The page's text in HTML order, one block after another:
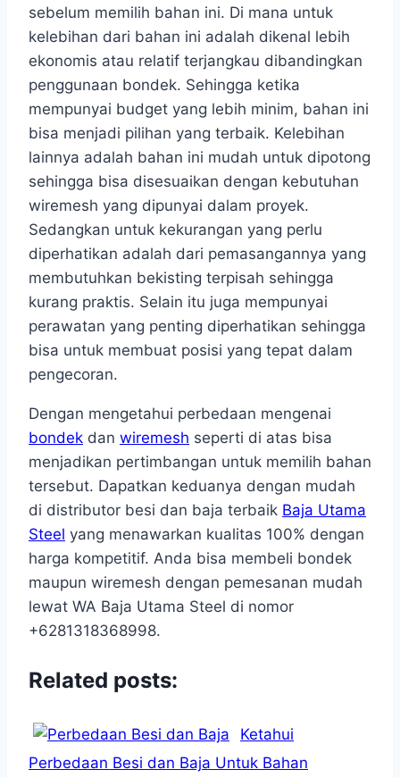
sebelum memilih bahan ini. Di mana untuk
kelebihan dari bahan ini adalah dikenal lebih
ekonomis atau relatif terjangkau dibandingkan
penggunaan bondek. Sehingga ketika
mempunyai budget yang lebih minim, bahan ini
bisa menjadi pilihan yang terbaik. Kelebihan
lainnya adalah bahan ini mudah untuk dipotong
sehingga bisa disesuaikan dengan kebutuhan
wiremesh yang dipunyai dalam proyek.
Sedangkan untuk kekurangan yang perlu
diperhatikan adalah dari pemasangannya yang
membutuhkan bekisting terpisah sehingga
kurang praktis. Selain itu juga mempunyai
perawatan yang penting diperhatikan sehingga
bisa untuk membuat posisi yang tepat dalam
pengecoran.
Dengan mengetahui perbedaan mengenai
bondek dan wiremesh seperti di atas bisa
menjadikan pertimbangan untuk memilih bahan
tersebut. Dapatkan keduanya dengan mudah
di distributor besi dan baja terbaik Baja Utama
Steel yang menawarkan kualitas 100% dengan
harga kompetitif. Anda bisa membeli bondek
maupun wiremesh dengan pemesanan mudah
lewat WA Baja Utama Steel di nomor
+6281318368998.
Related posts:
Ketahui
Perbedaan Besi dan Baja Untuk Bahan